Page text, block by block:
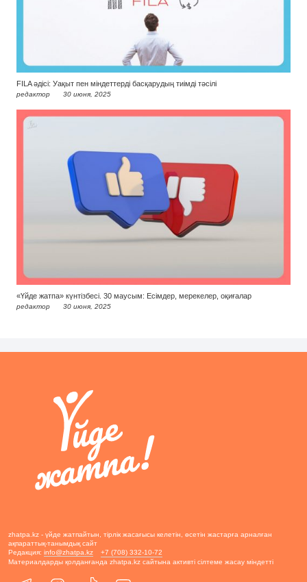
FILA әдісі: Уақыт пен міндеттерді басқарудың тиімді тәсілі
редактор 30 июня, 2025
«Үйде жатпа» күнтізбесі. 30 маусым: Есімдер, мерекелер, оқиғалар
редактор 30 июня, 2025
zhatpa.kz - үйде жатпайтын, тірлік жасағысы келетін, өсетін жастарға арналған
ақпараттық-танымдық сайт
Редакция: info@zhatpa.kz
+7 (708) 332-10-72
Материалдарды қолданғанда zhatpa.kz сайтына активті сілтеме жасау міндетті